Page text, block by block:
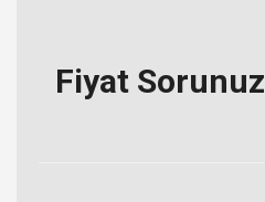
Fiyat Sorunuz